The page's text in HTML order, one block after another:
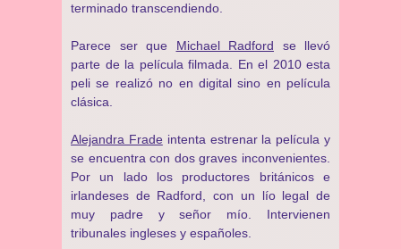
terminado transcendiendo.
Parece ser que Michael Radford se llevó
parte de la película filmada. En el 2010 esta
peli se realizó no en digital sino en película
clásica.
Alejandra Frade intenta estrenar la película y
se encuentra con dos graves inconvenientes.
Por un lado los productores británicos e
irlandeses de Radford, con un lío legal de
muy padre y señor mío. Intervienen
tribunales ingleses y españoles.